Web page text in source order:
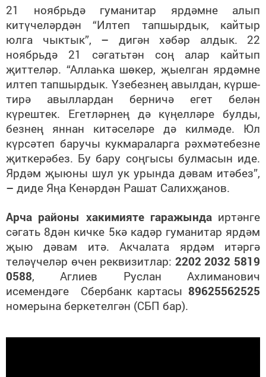
21 ноябрьдә гуманитар ярдәмне алып
китүчеләрдән “Илтеп тапшырдык, кайтыр
юлга чыктык”, – дигән хәбәр алдык. 22
ноябрьдә 21 сәгатьтән соң алар кайтып
җиттеләр. “Аллаһка шөкер, җыелган ярдәмне
илтеп тапшырдык. Үзебезнең авылдан, күрше-
тирә авыллардан берничә егет белән
күрештек. Егетләрнең дә күңелләре булды,
безнең яннан китәселәре дә килмәде. Юл
күрсәтеп баручы кукмараларга рәхмәтебезне
җиткерәбез. Бу бару соңгысы булмасын иде.
Ярдәм җыюны шул ук урында дәвам итәбез”,
– диде Яңа Кенәрдән Рашат Салихҗанов.
Арча районы хакимияте гаражындаиртәнге
сәгать 8дән кичке 5кә кадәр гуманитар ярдәм
җыю дәвам итә. Акчалата ярдәм итәргә
теләүчеләр өчен реквизитлар: 2202 2032 5819
0588, Аглиев Руслан Ахлиманович
исемендәге Сбербанк картасы 89625562525
номерына беркетелгән (СБП бар).